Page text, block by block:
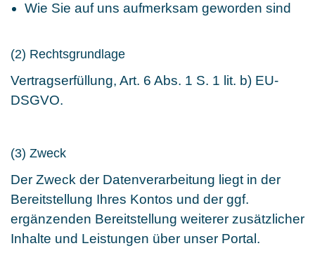
Wie Sie auf uns aufmerksam geworden sind
(2) Rechtsgrundlage
Vertragserfüllung, Art. 6 Abs. 1 S. 1 lit. b) EU-
DSGVO.
(3) Zweck
Der Zweck der Datenverarbeitung liegt in der
Bereitstellung Ihres Kontos und der ggf.
ergänzenden Bereitstellung weiterer zusätzlicher
Inhalte und Leistungen über unser Portal.